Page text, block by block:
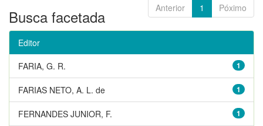
Anterior 1 Póximo
Busca facetada
Editor
1
FARIA, G. R.
1
FARIAS NETO, A. L. de
1
FERNANDES JUNIOR, F.